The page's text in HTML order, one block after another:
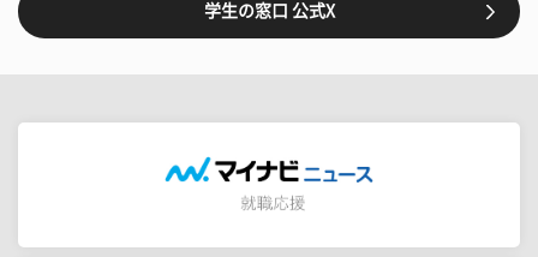
学生の窓口 公式X